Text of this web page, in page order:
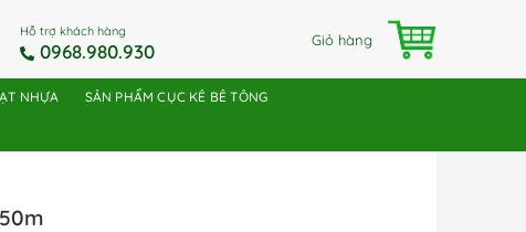
Hỗ trợ khách hàng
0968.980.930 Giỏ hàng
NHỰA SẢN PHẨM CỤC KÊ BÊ TÔNG